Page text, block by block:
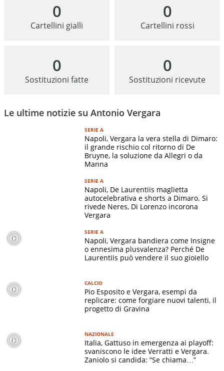
0
Cartellini gialli
0
Cartellini rossi
0
Sostituzioni fatte
0
Sostituzioni ricevute
Le ultime notizie su Antonio Vergara
SERIE A
Napoli, Vergara la vera stella di Dimaro:
il grande rischio col ritorno di De
Bruyne, la soluzione da Allegri o da
Manna
SERIE A
Napoli, De Laurentiis maglietta
autocelebrativa e shorts a Dimaro. Si
rivede Neres, Di Lorenzo incorona
Vergara
SERIE A
Napoli, Vergara bandiera come Insigne
o ennesima plusvalenza? Perché De
Laurentiis può vendere il suo gioiello
CALCIO
Pio Esposito e Vergara, esempi da
replicare: come forgiare nuovi talenti, il
progetto di Gravina
NAZIONALE
Italia, Gattuso in emergenza ai playoff:
svaniscono le idee Verratti e Vergara.
Zaniolo si candida: “Se chiama…”